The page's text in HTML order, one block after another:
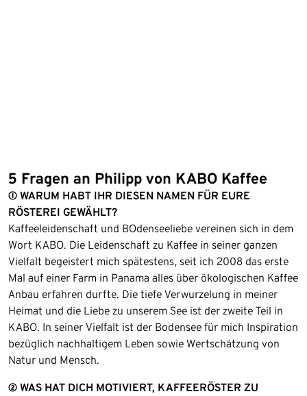
5 Fragen an Philipp von KABO Kaffee
① WARUM HABT IHR DIESEN NAMEN FÜR EURE
RÖSTEREI GEWÄHLT?
Kaffeeleidenschaft und BOdenseeliebe vereinen sich in dem
Wort KABO. Die Leidenschaft zu Kaffee in seiner ganzen
Vielfalt begeistert mich spätestens, seit ich 2008 das erste
Mal auf einer Farm in Panama alles über ökologischen Kaffee
Anbau erfahren durfte. Die tiefe Verwurzelung in meiner
Heimat und die Liebe zu unserem See ist der zweite Teil in
KABO. In seiner Vielfalt ist der Bodensee für mich Inspiration
bezüglich nachhaltigem Leben sowie Wertschätzung von
Natur und Mensch.
② WAS HAT DICH MOTIVIERT, KAFFEERÖSTER ZU